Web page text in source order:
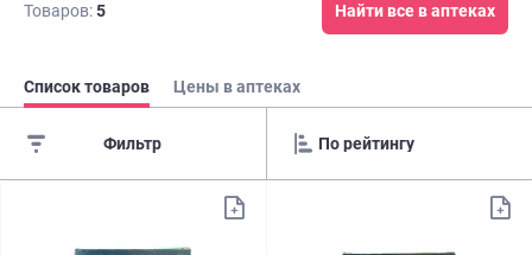
Товаров:5 Найти все в аптеках
Список товаров Цены в аптеках
Фильтр